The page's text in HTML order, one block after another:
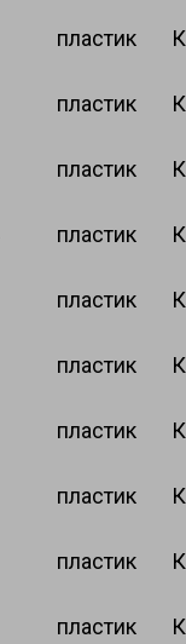
пластик
пластик
пластик
пластик
пластик
пластик
пластик
пластик
пластик
пластик